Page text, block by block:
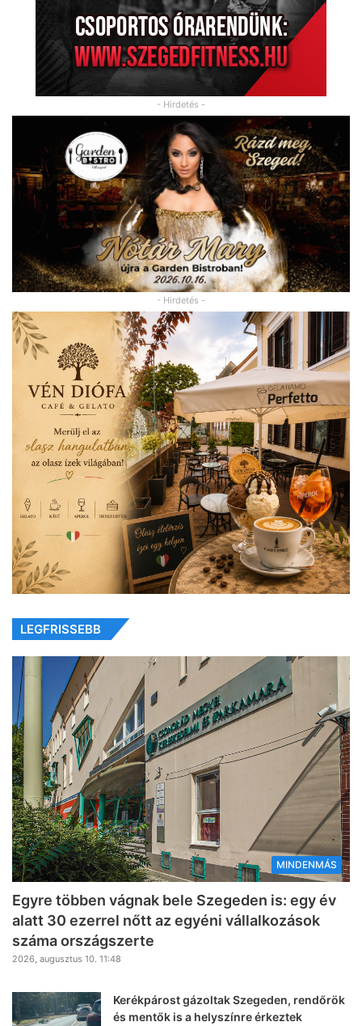
- Hirdetés -
- Hirdetés -
LEGFRISSEBB
MINDENMÁS
Egyre többen vágnak bele Szegeden is: egy év
alatt 30 ezerrel nőtt az egyéni vállalkozások
száma országszerte
2026, augusztus 10. 11:48
Kerékpárost gázoltak Szegeden, rendőrök
és mentők is a helyszínre érkeztek